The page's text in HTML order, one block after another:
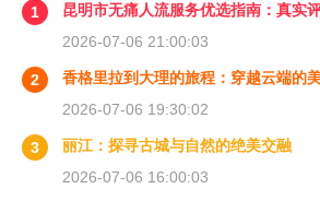
1
昆明市无痛人流服务优选指南：真实
2026-07-06 21:00:03
2
香格里拉到大理的旅程：穿越云端的
2026-07-06 19:30:02
3
丽江：探寻古城与自然的绝美交融
2026-07-06 16:00:03